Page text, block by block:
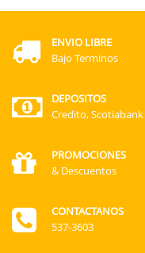
ENVIO LIBRE
Bajo Terminos
DEPOSITOS
Credito, Scotiabank
PROMOCIONES
& Descuentos
CONTACTANOS
537-3603